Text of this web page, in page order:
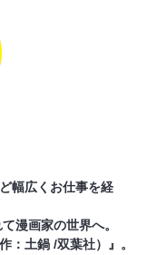
幅広くお仕事を経
漫画家の世界へ。
：土鍋 /双葉社）』。